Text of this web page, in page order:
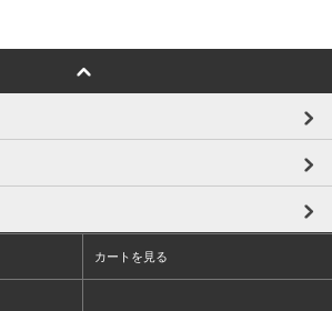
カートを見る